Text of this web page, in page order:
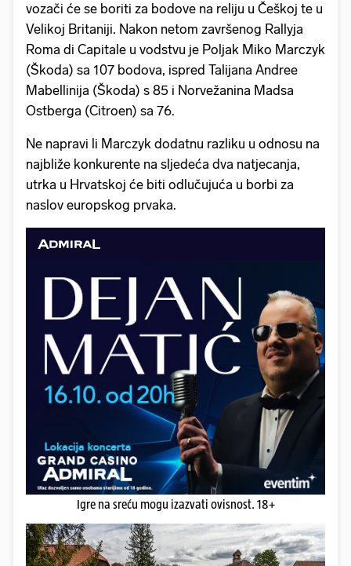
vozači će se boriti za bodove na reliju u Češkoj te u
Velikoj Britaniji. Nakon netom završenog Rallyja
Roma di Capitale u vodstvu je Poljak Miko Marczyk
(Škoda) sa 107 bodova, ispred Talijana Andree
Mabellinija (Škoda) s 85 i Norvežanina Madsa
Ostberga (Citroen) sa 76.
Ne napravi li Marczyk dodatnu razliku u odnosu na
najbliže konkurente na sljedeća dva natjecanja,
utrka u Hrvatskoj će biti odlučujuća u borbi za
naslov europskog prvaka.
Igre na sreću mogu izazvati ovisnost. 18+